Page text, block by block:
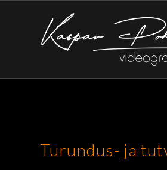
Turundus- ja